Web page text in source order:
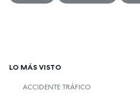
LO MÁS VISTO
ACCIDENTE TRÁFICO